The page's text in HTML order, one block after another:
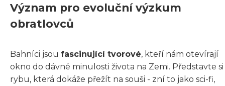
Význam pro evoluční výzkum
obratlovců
Bahníci jsou fascinující tvorové, kteří nám otevírají
okno do dávné minulosti života na Zemi. Představte si
rybu, která dokáže přežít na souši - zní to jako sci-fi,